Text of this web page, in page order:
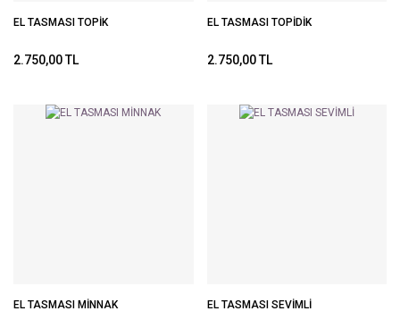
EL TASMASI TOPİK
2.750,00 TL
EL TASMASI TOPİDİK
2.750,00 TL
EL TASMASI MİNNAK EL TASMASI SEVİMLİ